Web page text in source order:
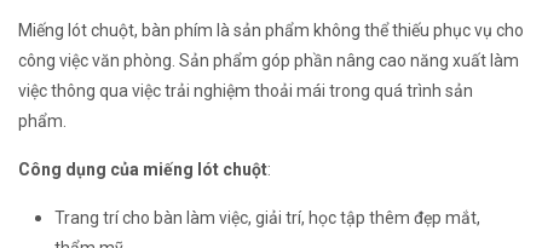
Miếng lót chuột, bàn phím là sản phẩm không thể thiếu phục vụ cho
công việc văn phòng. Sản phẩm góp phần nâng cao năng xuất làm
việc thông qua việc trải nghiệm thoải mái trong quá trình sản
phẩm.
Công dụng của miếng lót chuột:
Trang trí cho bàn làm việc, giải trí, học tập thêm đẹp mắt,